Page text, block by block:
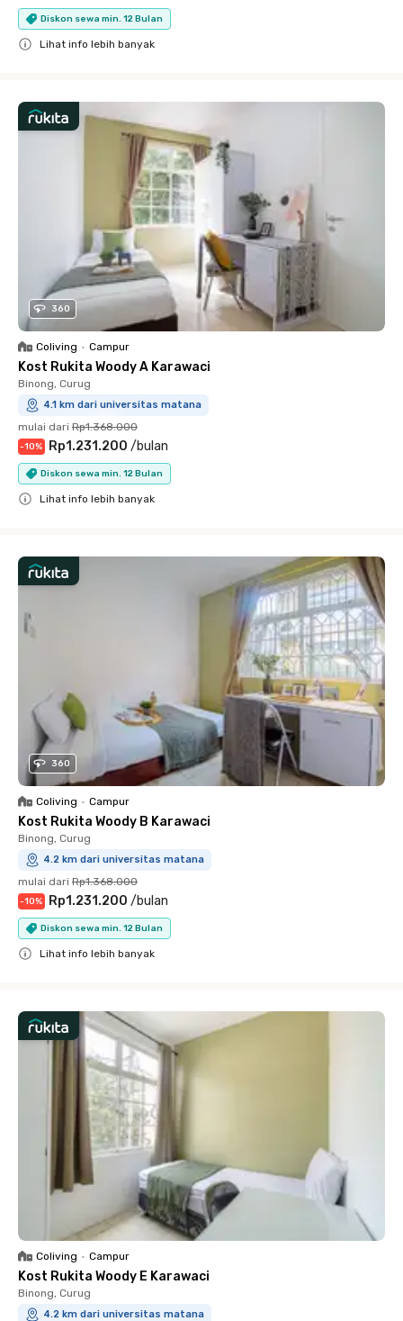
Diskon sewa min. 12 Bulan
Lihat info lebih banyak
360
Coliving • Campur
Kost Rukita Woody A Karawaci
Binong, Curug
4.1 km dari universitas matana
mulai dari Rp1.368.000
-10% Rp1.231.200 /bulan
Diskon sewa min. 12 Bulan
Lihat info lebih banyak
360
Coliving • Campur
Kost Rukita Woody B Karawaci
Binong, Curug
4.2 km dari universitas matana
mulai dari Rp1.368.000
-10% Rp1.231.200 /bulan
Diskon sewa min. 12 Bulan
Lihat info lebih banyak
Coliving • Campur
Kost Rukita Woody E Karawaci
Binong, Curug
4.2 km dari universitas matana